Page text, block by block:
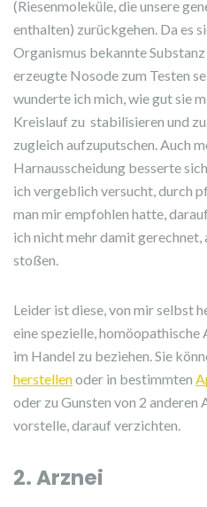
(Riesenmoleküle, die unsere
enthalten) zurückgehen. Da es
Organismus bekannte
erzeugte Nosode zum Testen
wunderte ich mich, wie gut sie
Kreislauf zu stabilisieren und
zugleich aufzuputschen. Auch
Harnausscheidung besserte
ich vergeblich versucht, durch
man mir empfohlen hatte,
ich nicht mehr damit
stoßen.
Leider ist diese, von mir selbst
eine spezielle, homöopathische
im Handel zu beziehen. Sie
herstellenoder in bestimmten
oder zu Gunsten von 2 anderen
vorstelle, darauf verzichten.
2. Arznei